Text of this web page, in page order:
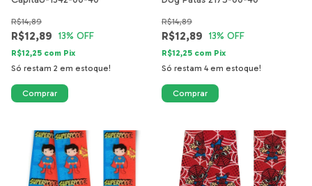
R$12,89
R$14,89
13% OFF
R$12,25 com Pix
Só restam 2 em estoque!
R$12,89
R$14,89
13% OFF
R$12,25 com Pix
Só restam 4em estoque!